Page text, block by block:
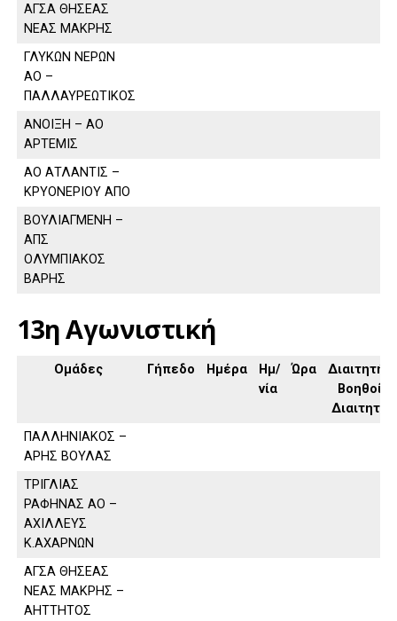
ΑΓΣΑ ΘΗΣΕΑΣ
ΝΕΑΣ ΜΑΚΡΗΣ
ΓΛΥΚΩΝ ΝΕΡΩΝ
ΑΟ –
ΠΑΛΛΑΥΡΕΩΤΙΚΟΣ
ΑΝΟΙΞΗ – ΑΟ
ΑΡΤΕΜΙΣ
ΑΟ ΑΤΛΑΝΤΙΣ –
ΚΡΥΟΝΕΡΙΟΥ ΑΠΟ
ΒΟΥΛΙΑΓΜΕΝΗ –
ΑΠΣ
ΟΛΥΜΠΙΑΚΟΣ
ΒΑΡΗΣ
13η Αγωνιστική
Ομάδες Γήπεδο Ημέρα
Ημ/
νία
Ώρα
Διαιτητής,
Βοηθοί
Διαιτητή
ΠΑΛΛΗΝΙΑΚΟΣ –
ΑΡΗΣ ΒΟΥΛΑΣ
ΤΡΙΓΛΙΑΣ
ΡΑΦΗΝΑΣ ΑΟ –
ΑΧΙΛΛΕΥΣ
Κ.ΑΧΑΡΝΩΝ
ΑΓΣΑ ΘΗΣΕΑΣ
ΝΕΑΣ ΜΑΚΡΗΣ –
ΑΗΤΤΗΤΟΣ